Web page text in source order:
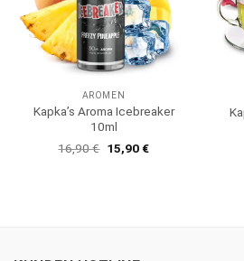
AROMEN
Kapka’s Aroma Icebreaker
10ml
16,90€ Ursprünglicher
Preis
15,90€Aktueller